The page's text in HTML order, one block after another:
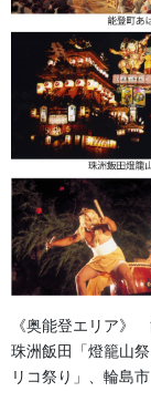
「神社のぼり」等
した。その他、旗
お客様に販売して
若いお客様で地元
る時、私のハート
《奥能登エリア》
珠洲飯田「燈籠山
リコ祭り」、輪島市